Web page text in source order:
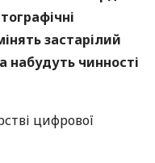
застарілий
набудуть чинності
цифрової